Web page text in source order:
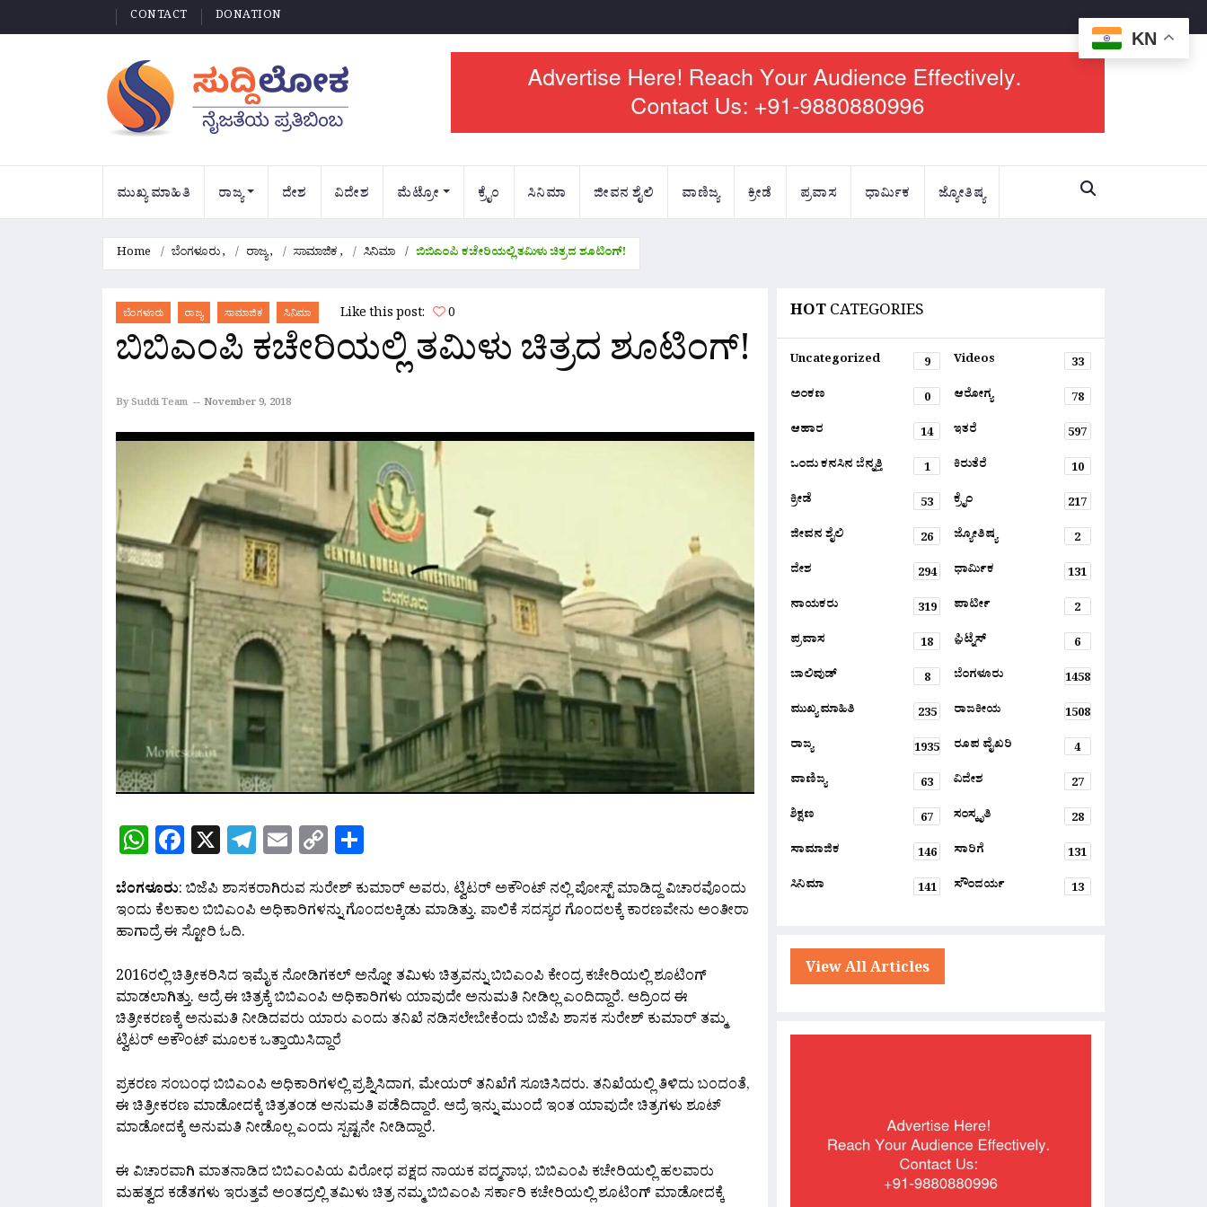
CONTACT DONATION
ಮುಖ್ಯ ಮಾಹಿತಿ ರಾಜ್ಯ ದೇಶ ವಿದೇಶ ಮೆಟ್ರೋ ಕ್ರೈಂ ಸಿನಿಮಾ ಜೀವನ ಶೈಲಿ ವಾಣಿಜ್ಯ ಕ್ರೀಡೆ ಪ್ರವಾಸ ಧಾರ್ಮಿಕ ಜ್ಯೋತಿಷ್ಯ
Home ಬೆಂಗಳೂರು, ರಾಜ್ಯ, ಸಾಮಾಜಿಕ, ಸಿನಿಮಾ ಬಿಬಿಎಂಪಿ ಕಚೇರಿಯಲ್ಲಿ ತಮಿಳು ಚಿತ್ರದ ಶೂಟಿಂಗ್!
ಬೆಂಗಳೂರು ರಾಜ್ಯ ಸಾಮಾಜಿಕ ಸಿನಿಮಾ Like this post: 0
ಬಿಬಿಎಂಪಿ ಕಚೇರಿಯಲ್ಲಿ ತಮಿಳು ಚಿತ್ರದ ಶೂಟಿಂಗ್!
By Suddi Team November 9, 2018
WhatsApp
Facebook
X Telegram
Email
Copy
Link
ಬೆಂಗಳೂರು: ಬಿಜೆಪಿ ಶಾಸಕರಾಗಿರುವ ಸುರೇಶ್ ಕುಮಾರ್ ಅವರು, ಟ್ವಿಟರ್ ಅಕೌಂಟ್ ನಲ್ಲಿ ಪೋಸ್ಟ್ ಮಾಡಿದ್ದ ವಿಚಾರವೊಂದು
ಇಂದು ಕೆಲಕಾಲ ಬಿಬಿಎಂಪಿ ಅಧಿಕಾರಿಗಳನ್ನು ಗೊಂದಲಕ್ಕಿಡು ಮಾಡಿತ್ತು. ಪಾಲಿಕೆ ಸದಸ್ಯರ ಗೊಂದಲಕ್ಕೆ ಕಾರಣವೇನು ಅಂತೀರಾ
ಹಾಗಾದ್ರೆ ಈ ಸ್ಟೋರಿ ಓದಿ.
2016ರಲ್ಲಿ ಚಿತ್ರೀಕರಿಸಿದ ಇಮೈಕ ನೋಡಿಗಕಲ್ ಅನ್ನೋ ತಮಿಳು ಚಿತ್ರವನ್ನು ಬಿಬಿಎಂಪಿ ಕೇಂದ್ರ ಕಚೇರಿಯಲ್ಲಿ ಶೂಟಿಂಗ್
ಮಾಡಲಾಗಿತ್ತು. ಆದ್ರೆ ಈ ಚಿತ್ರಕ್ಕೆ ಬಿಬಿಎಂಪಿ ಅಧಿಕಾರಿಗಳು ಯಾವುದೇ ಅನುಮತಿ ನೀಡಿಲ್ಲ ಎಂದಿದ್ದಾರೆ. ಆದ್ರಿಂದ ಈ
ಚಿತ್ರೀಕರಣಕ್ಕೆ ಅನುಮತಿ ನೀಡಿದವರು ಯಾರು ಎಂದು ತನಿಖೆ ನಡಿಸಲೇಬೇಕೆಂದು ಬಿಜೆಪಿ ಶಾಸಕ ಸುರೇಶ್ ಕುಮಾರ್ ತಮ್ಮ
ಟ್ವಿಟರ್ ಅಕೌಂಟ್ ಮೂಲಕ ಒತ್ತಾಯಿಸಿದ್ದಾರೆ‌
ಪ್ರಕರಣ ಸಂಬಂಧ ಬಿಬಿಎಂಪಿ ಅಧಿಕಾರಿಗಳಲ್ಲಿ ಪ್ರಶ್ನಿಸಿದಾಗ, ಮೇಯರ್ ತನಿಖೆಗೆ ಸೂಚಿಸಿದರು. ತನಿಖೆಯಲ್ಲಿ ತಿಳಿದು ಬಂದಂತೆ,
ಈ ಚಿತ್ರೀಕರಣ ಮಾಡೋದಕ್ಕೆ ಚಿತ್ರತಂಡ ಅನುಮತಿ ಪಡೆದಿದ್ದಾರೆ. ಆದ್ರೆ ಇನ್ನು ಮುಂದೆ ಇಂತ ಯಾವುದೇ ಚಿತ್ರಗಳು ಶೂಟ್
ಮಾಡೋದಕ್ಕೆ ಅನುಮತಿ ನೀಡೊಲ್ಲ ಎಂದು ಸ್ಪಷ್ಟನೇ ನೀಡಿದ್ದಾರೆ.
ಈ ವಿಚಾರವಾಗಿ ಮಾತನಾಡಿದ ಬಿಬಿಎಂಪಿಯ ವಿರೋಧ ಪಕ್ಷದ ನಾಯಕ ಪದ್ಮನಾಭ, ಬಿಬಿಎಂಪಿ ಕಚೇರಿಯಲ್ಲಿ ಹಲವಾರು
ಮಹತ್ವದ ಕಡೆತಗಳು ಇರುತ್ತವೆ ಅಂತದ್ರಲ್ಲಿ ತಮಿಳು ಚಿತ್ರ ನಮ್ಮ ಬಿಬಿಎಂಪಿ ಸರ್ಕಾರಿ ಕಚೇರಿಯಲ್ಲಿ ಶೂಟಿಂಗ್ ಮಾಡೋದಕ್ಕೆ
HOTCATEGORIES
Uncategorized 9 Videos
33
ಅಂಕಣ
0 ಆರೋಗ್ಯ
78
ಆಹಾರ
14 ಇತರೆ
597
ಒಂದು ಕನಸಿನ ಬೆನ್ನತ್ತಿ
1 ಕಿರುತೆರೆ
10
ಕ್ರೀಡೆ
53 ಕ್ರೈಂ
217
ಜೀವನ ಶೈಲಿ
26 ಜ್ಯೋತಿಷ್ಯ
2
ದೇಶ
294 ಧಾರ್ಮಿಕ
131
ನಾಯಕರು
319 ಪಾರ್ಟೀ
2
ಪ್ರವಾಸ
18 ಫ಼ಿಟ್ನೆಸ್
6
ಬಾಲಿವುಡ್
8 ಬೆಂಗಳೂರು
1458
ಮುಖ್ಯ ಮಾಹಿತಿ
235 ರಾಜಕೀಯ
1508
ರಾಜ್ಯ
1935 ರೂಪ ವೈಖರಿ
4
ವಾಣಿಜ್ಯ
63 ವಿದೇಶ
27
ಶಿಕ್ಷಣ
67 ಸಂಸ್ಕೃತಿ
28
ಸಾಮಾಜಿಕ
146 ಸಾರಿಗೆ
131
ಸಿನಿಮಾ
141 ಸೌಂದರ್ಯ 13
View All Articles
KN